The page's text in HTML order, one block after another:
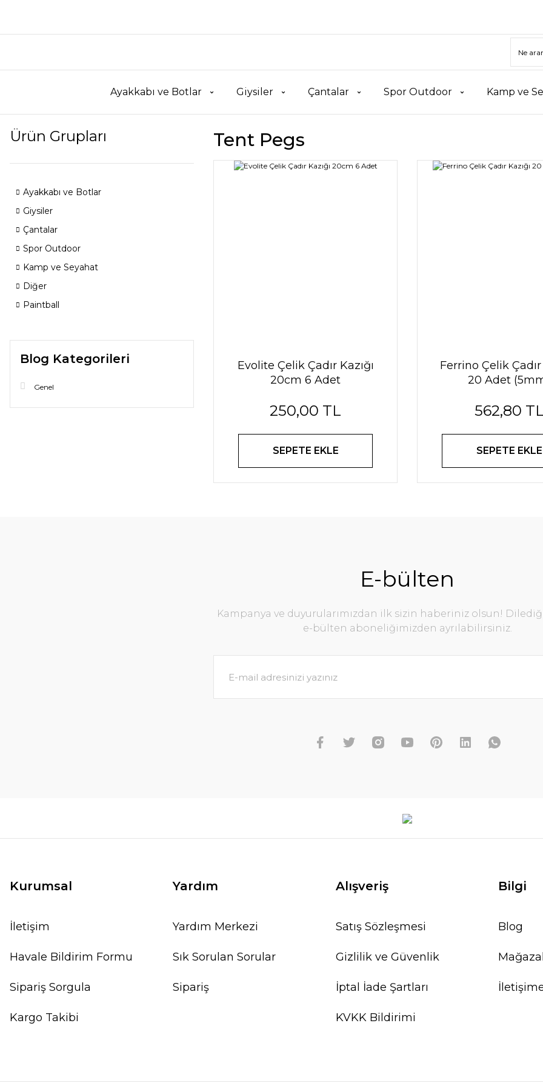
Ayakkabı ve Botlar Giysiler Çantalar Spor Outdoor Kamp ve
Ürün Grupları
Ayakkabı ve Botlar
Giysiler
Çantalar
Spor Outdoor
Kamp ve Seyahat
Diğer
Paintball
Blog Kategorileri
Genel
Tent Pegs
Evolite Çelik Çadır Kazığı
20cm 6 Adet
250,00 TL
SEPETE EKLE
Ferrino Çelik Çadır
20 Adet
562,80 TL
SEPETE EKLE
E-bülten
Kampanya ve duyurularımızdan ilk sizin haberiniz olsun!
e-bülten aboneliğimizden ayrılabilirsiniz.
Kurumsal
İletişim
Havale Bildirim Formu
Sipariş Sorgula
Kargo Takibi
Yardım
Yardım Merkezi
Sık Sorulan Sorular
Sipariş
Alışveriş
Satış Sözleşmesi
Gizlilik ve Güvenlik
İptal İade Şartları
KVKK Bildirimi
Bilgi
Blog